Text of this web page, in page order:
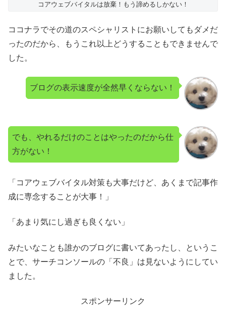
コアウェブバイタルは放棄！もう諦めるしかない！
ココナラでその道のスペシャリストにお願いしてもダメだ
ったのだから、もうこれ以上どうすることもできませんで
した。
ブログの表示速度が全然早くならない！
でも、やれるだけのことはやったのだから仕
方がない！
「コアウェブバイタル対策も大事だけど、あくまで記事作
成に専念することが大事！」
「あまり気にし過ぎも良くない」
みたいなことも誰かのブログに書いてあったし、というこ
とで、サーチコンソールの「不良」は見ないようにしてい
ました。
スポンサーリンク